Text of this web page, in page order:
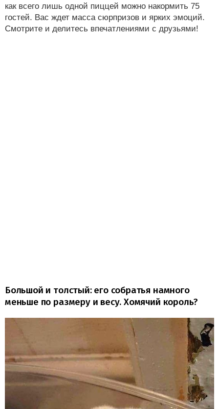
как всего лишь одной пиццей можно накормить 75
гостей. Вас ждет масса сюрпризов и ярких эмоций.
Смотрите и делитесь впечатлениями с друзьями!
Большой и толстый: его собратья намного
меньше по размеру и весу. Хомячий король?